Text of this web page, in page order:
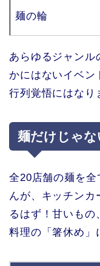
麺の輪
あらゆるジャンル
かにはないイベン
行列覚悟にはなり
麺だけじゃな
全20店舗の麺を
んが、キッチンカ
るはず！甘いもの
料理の「箸休め」